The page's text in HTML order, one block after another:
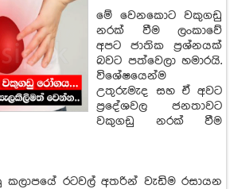
මේ වෙනකොට වකුගඩු
නරක් වීම ලංකාවේ
අපට ජාතික ප්‍රශ්නයක්
බවට පත්වෙලා හමාරයි.
විශේෂයෙන්ම
උතුරුමැද සහ ඒ අවට
ප්‍රදේශවල ජනතාවට
වකුගඩු නරක් වීම
කලාපයේ රටවල් අතරින් වැඩිම රසායන